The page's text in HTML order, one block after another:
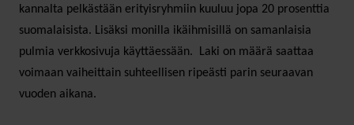
kannalta pelkästään erityisryhmiin kuuluu jopa 20 prosenttia
suomalaisista. Lisäksi monilla ikäihmisillä on samanlaisia
pulmia verkkosivuja käyttäessään. Laki on määrä saattaa
voimaan vaiheittain suhteellisen ripeästi parin seuraavan
vuoden aikana.